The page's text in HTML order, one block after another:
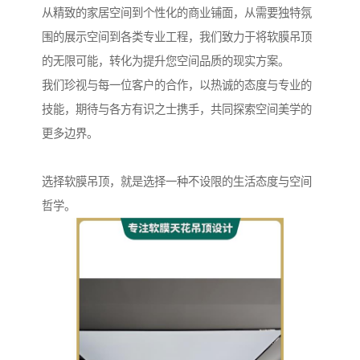
从精致的家居空间到个性化的商业铺面，从需要独特氛
围的展示空间到各类专业工程，我们致力于将软膜吊顶
的无限可能，转化为提升您空间品质的现实方案。
我们珍视与每一位客户的合作，以热诚的态度与专业的
技能，期待与各方有识之士携手，共同探索空间美学的
更多边界。
选择软膜吊顶，就是选择一种不设限的生活态度与空间
哲学。